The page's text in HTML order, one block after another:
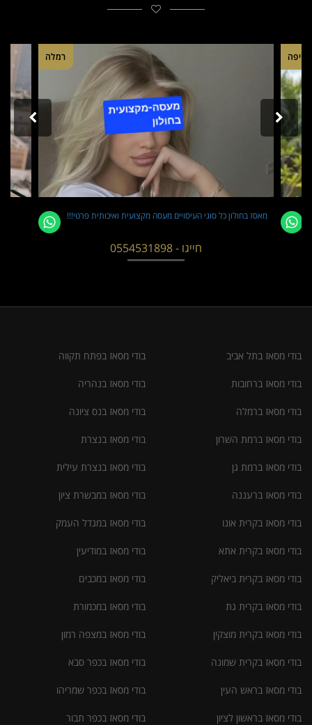
חיפה רמלה
מאסז בחולון כל סוגי העיסויים מעסה מקצועית ואיכותית פרטי!!!
חייגו - 0554531898
בודי מסאז בתל אביב
בודי מסאז ברחובות
בודי מסאז ברמלה
בודי מסאז ברמת השרון
בודי מסאז ברמת גן
בודי מסאז ברעננה
בודי מסאז בקרית אונו
בודי מסאז בקרית אתא
בודי מסאז בקרית ביאליק
בודי מסאז בקרית גת
בודי מסאז בקרית מוצקין
בודי מסאז בקרית שמונה
בודי מסאז בראש העין
בודי מסאז בראשון לציון
בודי מסאז בפתח תקווה
בודי מסאז בנהריה
בודי מסאז בנס ציונה
בודי מסאז בנצרת
בודי מסאז בנצרת עילית
בודי מסאז במבשרת ציון
בודי מסאז במגדל העמק
בודי מסאז במודיעין
בודי מסאז במכבים
בודי מסאז במכמורת
בודי מסאז במצפה רמון
בודי מסאז בכפר סבא
בודי מסאז בכפר שמריהו
בודי מסאז בכפר תבור